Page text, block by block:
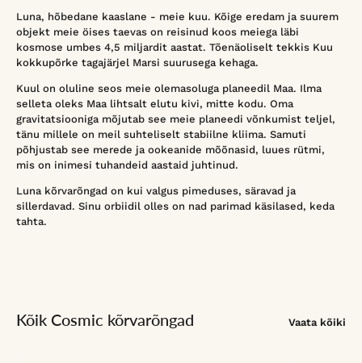
Luna, hõbedane kaaslane - meie kuu. Kõige eredam ja suurem
objekt meie öises taevas on reisinud koos meiega läbi
kosmose umbes 4,5 miljardit aastat. Tõenäoliselt tekkis Kuu
kokkupõrke tagajärjel Marsi suurusega kehaga.
Kuul on oluline seos meie olemasoluga planeedil Maa. Ilma
selleta oleks Maa lihtsalt elutu kivi, mitte kodu. Oma
gravitatsiooniga mõjutab see meie planeedi võnkumist teljel,
tänu millele on meil suhteliselt stabiilne kliima. Samuti
põhjustab see merede ja ookeanide mõõnasid, luues rütmi,
mis on inimesi tuhandeid aastaid juhtinud.
Luna kõrvarõngad on kui valgus pimeduses, säravad ja
sillerdavad. Sinu orbiidil olles on nad parimad käsilased, keda
tahta.
Kõik Cosmic kõrvarõngad Vaata kõiki